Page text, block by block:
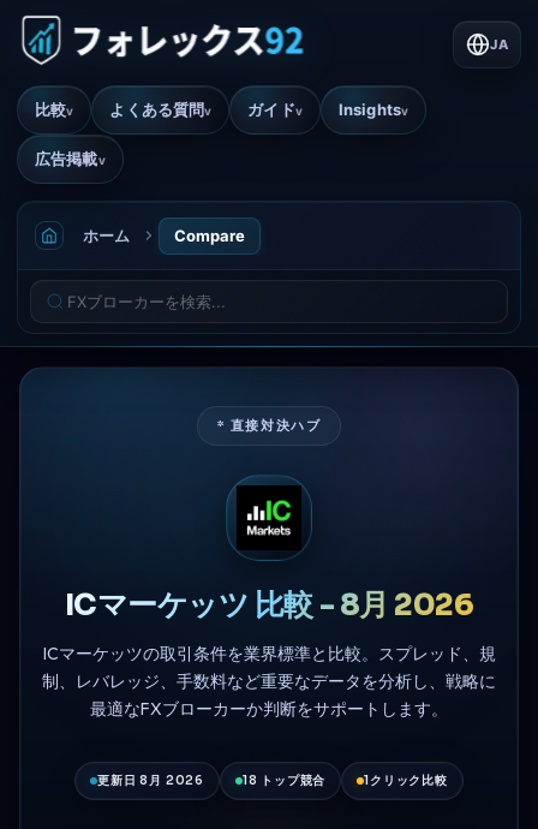
比較v よくある質問v ガイドv Insightsv
広告掲載v
JA
ホーム Compare
* 直接対決ハブ
ICマーケッツ 比較 - 8月 2026
ICマーケッツの取引条件を業界標準と比較。スプレッド、規
制、レバレッジ、手数料など重要なデータを分析し、戦略に
最適なFXブローカーか判断をサポートします。
更新日 8月 2026 18 トップ競合 1クリック比較